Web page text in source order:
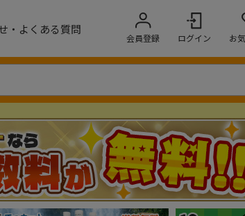
・よくある質問
会員登録 ログイン お